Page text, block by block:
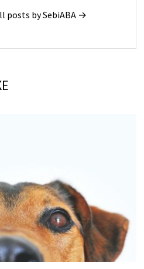
posts by SebiABA →